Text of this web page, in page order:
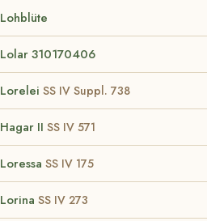
Lohblüte
Lolar 310170406
Lorelei SS IV Suppl. 738
Hagar II SS IV 571
Loressa SS IV 175
Lorina SS IV 273